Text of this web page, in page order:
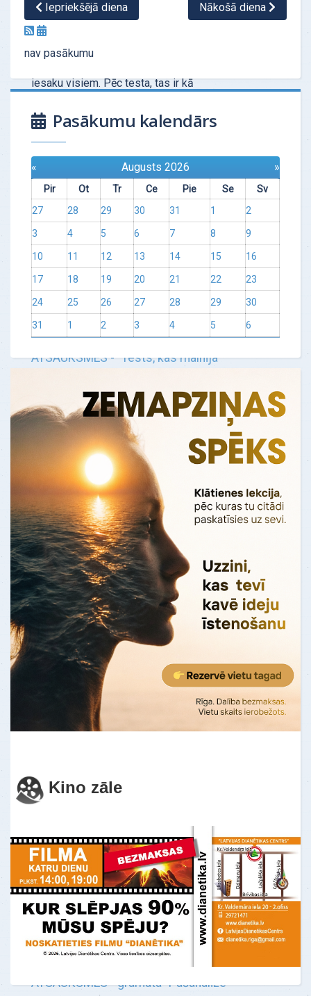
ATSAUKSMES - "Personības tests"
iesaku visiem. Pēc testa, tas ir kā
"desmitniekā". Speciālis…
Uzzināt vairāk
ATSAUKSMES - "Tests, kas mainīja
Pirms testa es jutos, kā "vāvere ritenī".
Es nejauši uzdūros uz kaut kādu
Oksfordas personas analīzes testu. Kad
es to izpild…
Uzzināt vairāk
ATSAUKSMES - "Dzīves remonts"
Es nevarēju sakoncentrēt savu uzmanību
uz vienu lietu. Es pastāvīgi darīju 10
lietas reizē. Šeit es pirmo reizi izjutu
Uzzināt vairāk
ATSAUKSMES - gramata "Pašanalīze"
Iepriekšējā diena Nākošā diena
nav pasākumu
Pasākumu kalendārs
« Augusts 2026 »
Pir Ot Tr Ce Pie Se
Sv
27
28 29 30 31 1 2
3 4 5 6 7 8 9
10 11 12 13 14 15 16
17 18 19 20 21 22 23
24 25 26 27 28 29 30
31 1 2 3 4 5 6
Kino zāle